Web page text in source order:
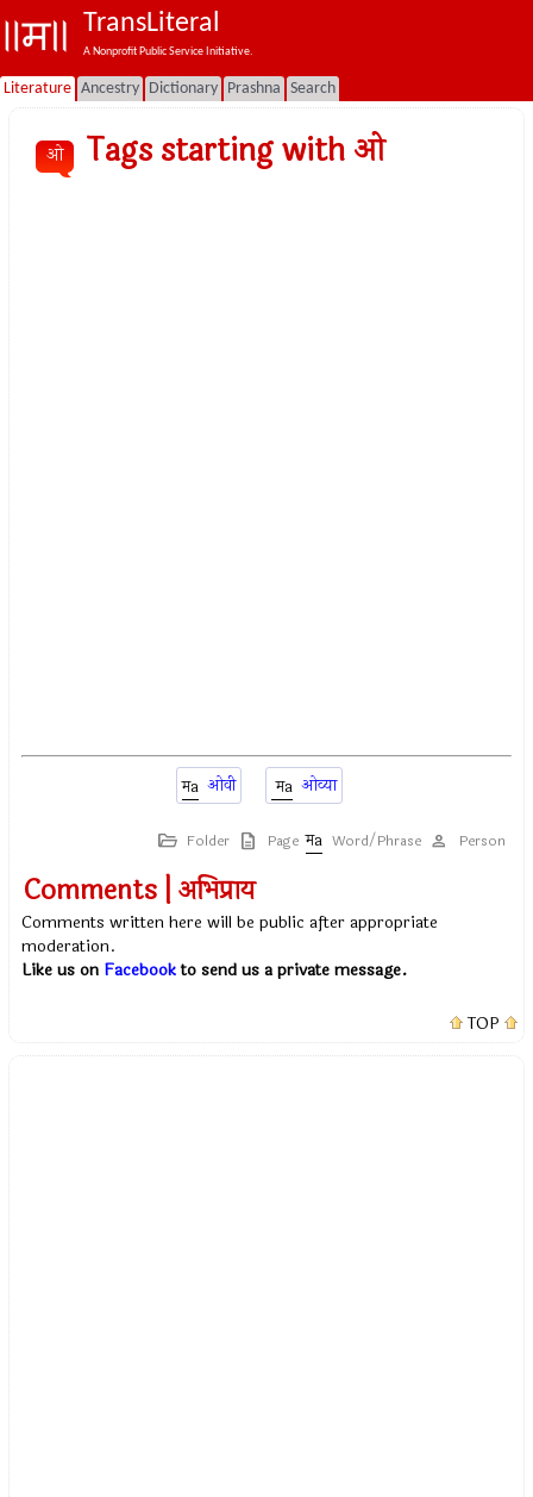
TransLiteral
A Nonprofit Public Service Initiative.
Literature Ancestry Dictionary Prashna Search
ओ Tags starting with ओ
ओवी ओव्या
Folder Page Word/Phrase Person
Comments | अभिप्राय
Comments written here will be public after appropriate
moderation.
Like us on Facebookto send us a private message.
TOP